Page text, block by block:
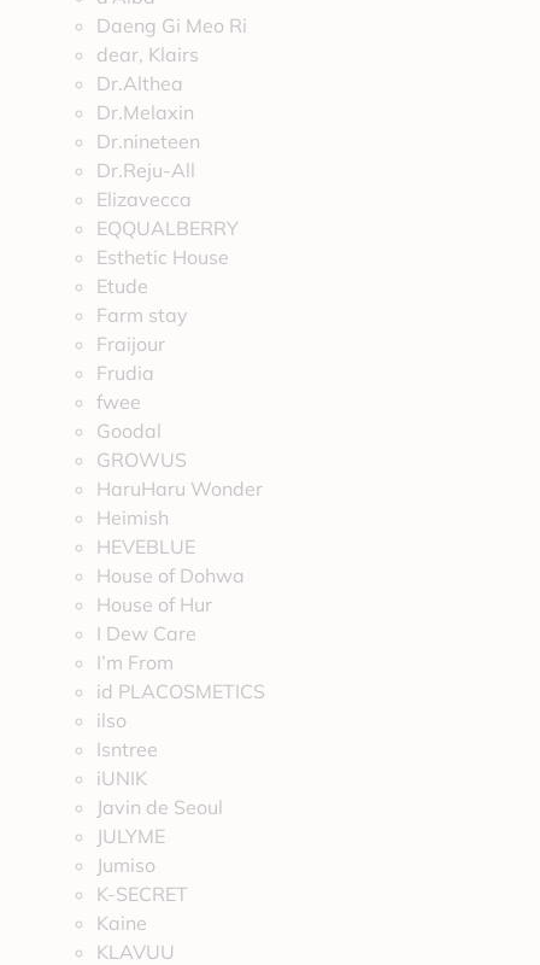
Daeng Gi Meo Ri
dear, Klairs
Dr.Althea
Dr.Melaxin
Dr.nineteen
Dr.Reju-All
Elizavecca
EQQUALBERRY
Esthetic House
Etude
Farm stay
Fraijour
Frudia
fwee
Goodal
GROWUS
HaruHaru Wonder
Heimish
HEVEBLUE
House of Dohwa
House of Hur
I Dew Care
I’m From
id PLACOSMETICS
ilso
Isntree
iUNIK
Javin de Seoul
JULYME
Jumiso
K-SECRET
Kaine
KLAVUU